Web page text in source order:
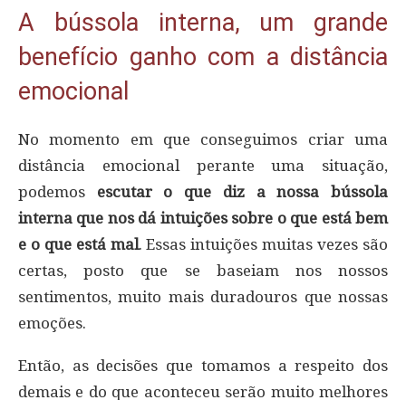
A bússola interna, um grande
benefício ganho com a distância
emocional
No momento em que conseguimos criar uma
distância emocional perante uma situação,
podemos escutar o que diz a nossa bússola
interna que nos dá intuições sobre o que está bem
e o que está mal. Essas intuições muitas vezes são
certas, posto que se baseiam nos nossos
sentimentos, muito mais duradouros que nossas
emoções.
Então, as decisões que tomamos a respeito dos
demais e do que aconteceu serão muito melhores